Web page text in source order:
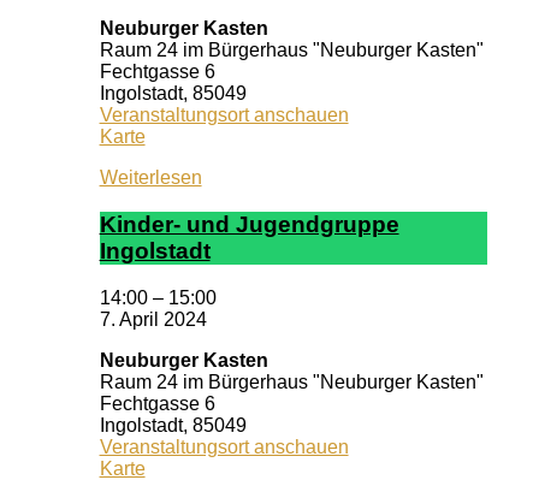
Neuburger Kasten
Raum 24 im Bürgerhaus "Neuburger Kasten"
Fechtgasse 6
Ingolstadt, 85049
Veranstaltungsort anschauen
KarteNeuburger
Weiterlesen
Kin­der- und Ju­gend­grup­pe
In­gol­stadt
14:00 – 15:00
7. April 2024
Neuburger Kasten
Raum 24 im Bürgerhaus "Neuburger Kasten"
Fechtgasse 6
Ingolstadt, 85049
Veranstaltungsort anschauen
KarteNeuburger